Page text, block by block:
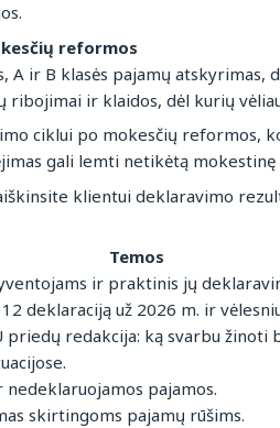
reformos
A ir B klasės pajamų
ir klaidos, dėl kurių
ciklui po mokesčių reformos,
gali lemti netikėtą
klientui deklaravimo
Temos
ir praktinis jų
deklaraciją už 2026 m. ir
priedų redakcija: ką svarbu žinoti
pajamos.
skirtingoms pajamų rūšims.